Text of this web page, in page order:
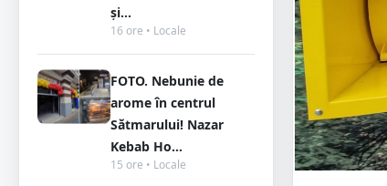
și...
16 ore • Locale
FOTO. Nebunie de
arome în centrul
Sătmarului! Nazar
Kebab Ho...
15 ore • Locale